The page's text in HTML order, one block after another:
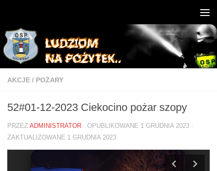
AKCJE / POŻARY
52#01-12-2023 Ciekocino pożar szopy
PRZEZ ADMINISTRATOR · OPUBLIKOWANE 1 GRUDNIA 2023 ·
ZAKTUALIZOWANE 1 GRUDNIA 2023